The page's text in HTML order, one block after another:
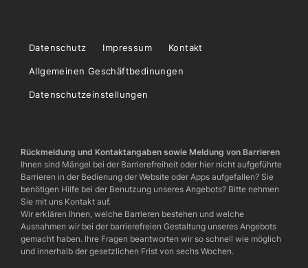
Datenschutz Impressum Kontakt
Allgemeinen Geschäftbedinungen
Datenschutzeinstellungen
Rückmeldung und Kontaktangaben sowie Meldung von Barrieren
Ihnen sind Mängel bei der Barrierefreiheit oder hier nicht aufgeführte
Barrieren in der Bedienung der Website oder Apps aufgefallen? Sie
benötigen Hilfe bei der Benutzung unseres Angebots? Bitte nehmen
Sie mit uns Kontakt auf.
Wir erklären Ihnen, welche Barrieren bestehen und welche
Ausnahmen wir bei der barrierefreien Gestaltung unseres Angebots
gemacht haben. Ihre Fragen beantworten wir so schnell wie möglich
und innerhalb der gesetzlichen Frist von sechs Wochen.